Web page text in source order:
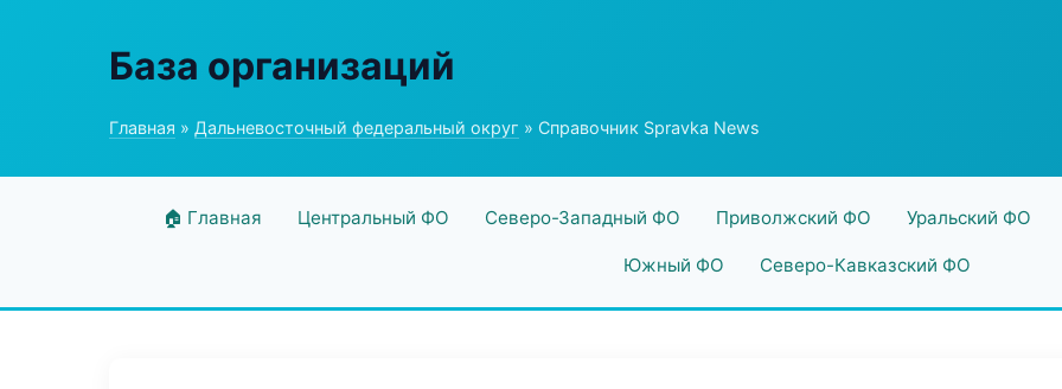
База организаций
Главная » Дальневосточный федеральный округ » Справочник Spravka News
🏠 Главная Центральный ФО Северо-Западный ФО Приволжский ФО Уральский ФО
Южный ФО Северо-Кавказский ФО